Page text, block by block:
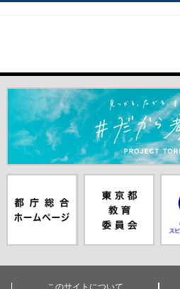
＃だから都立高（別ウインドウが
ムページ（別
ウインドウが
員会（別ウイ
ンドウが開き
ピ
ス
ン
このサイトについて